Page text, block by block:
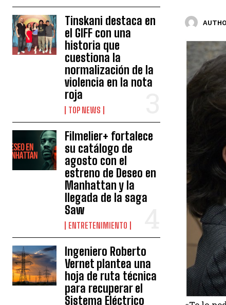
Tinskani destaca en
el GIFF con una
historia que
cuestiona la
normalización de la
violencia en la nota
roja
TOP NEWS
Filmelier+ fortalece
su catálogo de
agosto con el
estreno de Deseo en
Manhattan y la
llegada de la saga
Saw
ENTRETENIMIENTO
Ingeniero Roberto
Vernet plantea una
hoja de ruta técnica
para recuperar el
Sistema Eléctrico